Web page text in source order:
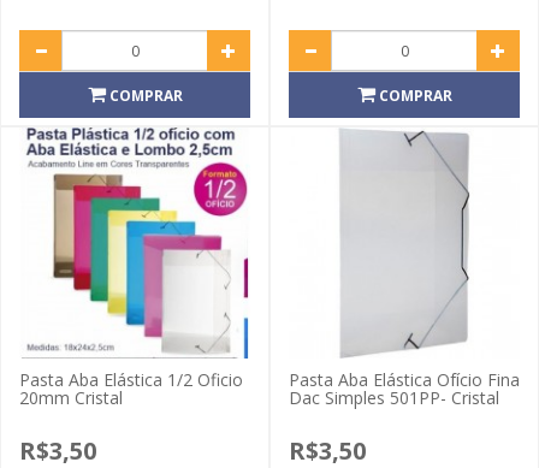
COMPRAR COMPRAR
Pasta Aba Elástica 1/2 Oficio
20mm Cristal
R$3,50
Pasta Aba Elástica Ofício Fina
Dac Simples 501PP- Cristal
R$3,50